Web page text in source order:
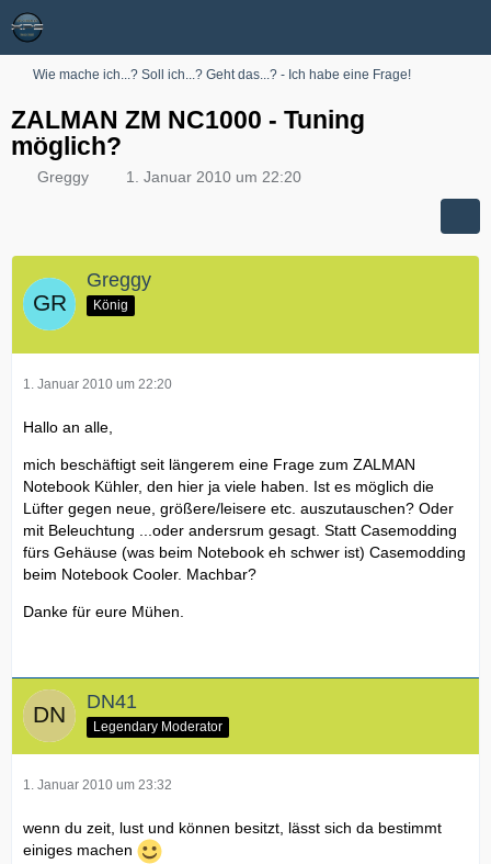
Wie mache ich...? Soll ich...? Geht das...? - Ich habe eine Frage!
ZALMAN ZM NC1000 - Tuning
möglich?
Greggy 1. Januar 2010 um 22:20
Greggy
König
1. Januar 2010 um 22:20
Hallo an alle,
mich beschäftigt seit längerem eine Frage zum ZALMAN
Notebook Kühler, den hier ja viele haben. Ist es möglich die
Lüfter gegen neue, größere/leisere etc. auszutauschen? Oder
mit Beleuchtung ...oder andersrum gesagt. Statt Casemodding
fürs Gehäuse (was beim Notebook eh schwer ist) Casemodding
beim Notebook Cooler. Machbar?
Danke für eure Mühen.
DN41
Legendary Moderator
1. Januar 2010 um 23:32
wenn du zeit, lust und können besitzt, lässt sich da bestimmt
einiges machen